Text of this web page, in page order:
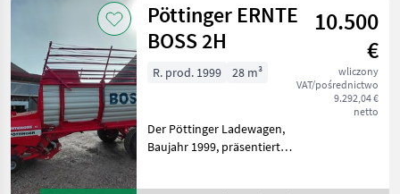
Pöttinger ERNTE
BOSS 2H
10.500
€
wliczony
VAT/pośrednictwo
9.292,04 €
netto
R. prod. 1999 28 m³
Der Pöttinger Ladewagen,
Baujahr 1999, präsentiert